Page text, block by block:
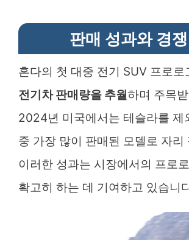
판매 성과와 경
혼다의 첫 대중 전기 SUV 프로로
전기차 판매량을 추월하며 주목
2024년 미국에서는 테슬라를 제
중 가장 많이 판매된 모델로 자리
이러한 성과는 시장에서의 프로
확고히 하는 데 기여하고 있습니